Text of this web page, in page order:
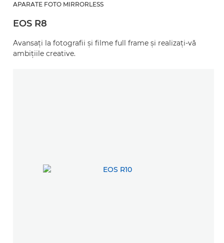
APARATE FOTO MIRRORLESS
EOS R8
Avansaţi la fotografii şi filme full frame şi realizaţi-vă
ambiţiile creative.